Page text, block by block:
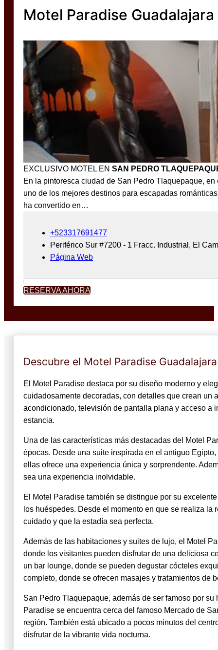
Motel Paradise
EXCLUSIVO MOTEL EN SAN PEDRO
En la pintoresca ciudad de San Pedro Tlaquepaque,
uno de los mejores destinos para escapadas
ha convertido en…
+523317691477
Periférico Sur #7200 - 1 Fracc. Industrial, El
Página Web
RESERVA AHORA
Descubre el Motel Paradise
El Motel Paradise destaca por su diseño moderno y
cuidadosamente decoradas, con detalles que crean un
acondicionado, televisión de pantalla plana y acceso a
estancia.
Una de las características más destacadas del Motel
épocas. Desde una suite inspirada en el antiguo
ellas ofrece una experiencia única y sorprendente.
sea una experiencia inolvidable.
El Motel Paradise también se distingue por su
los huéspedes. Desde el momento en que se realiza
cuidado y que la estadía sea perfecta.
Además de las habitaciones y suites de lujo, el Motel
donde los visitantes pueden disfrutar de una deliciosa
un bar lounge, donde se pueden degustar cócteles
completo, donde se ofrecen masajes y tratamientos de
San Pedro Tlaquepaque, además de ser famoso por
Paradise se encuentra cerca del famoso Mercado de
región. También está ubicado a pocos minutos del
disfrutar de la vibrante vida nocturna.